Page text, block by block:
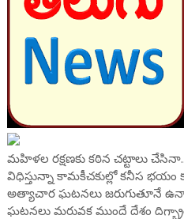
మహిళల రక్షణకు కఠిన చట్టాలు
విధిస్తున్నా కామకీచకుల్లో కనీస భయం
అత్యాచార ఘటనలు జరుగుతూనే
ఘటనలు మరువక ముందే దేశం